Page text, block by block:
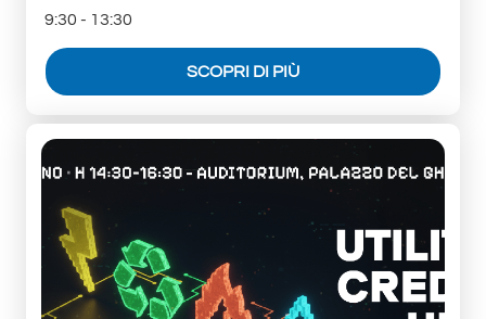
9:30 - 13:30
SCOPRI DI PIÙ